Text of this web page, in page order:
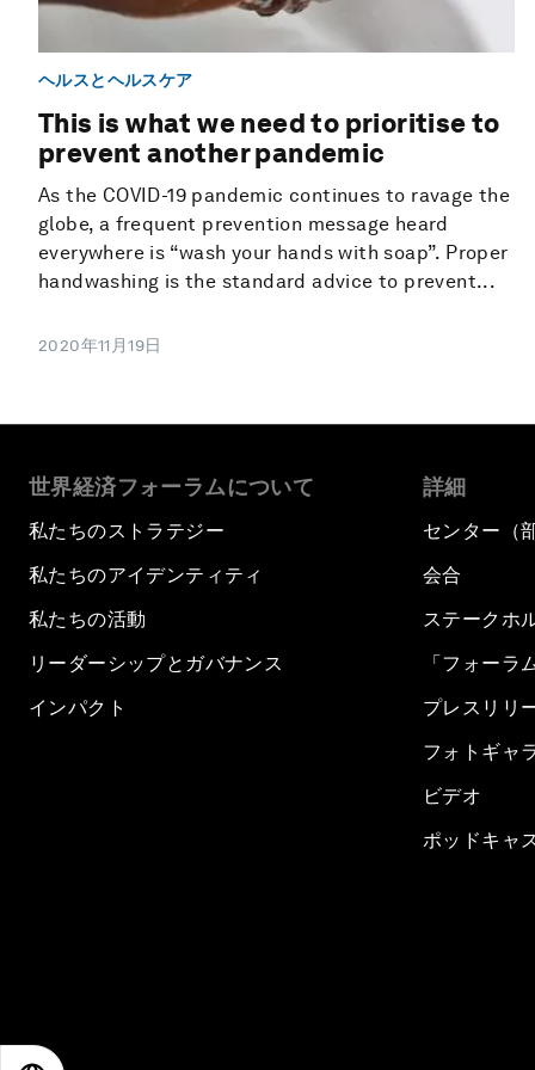
ヘルスとヘルスケア
This is what we need to prioritise to
prevent another pandemic
As the COVID-19 pandemic continues to ravage the
globe, a frequent prevention message heard
everywhere is “wash your hands with soap”. Proper
handwashing is the standard advice to prevent...
2020年11月19日
世界経済フォーラムについて
私たちのストラテジー
私たちのアイデンティティ
私たちの活動
リーダーシップとガバナンス
インパクト
詳細
センター（
会合
ステークホ
「フォーラ
プレスリリ
フォトギャ
ビデオ
ポッドキャ